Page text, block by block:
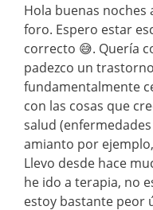
Hola buenas noches
foro. Espero estar
correcto 😅. Quería
padezco un
fundamentalmente
con las cosas que
salud
amianto por
Llevo desde hace
he ido a terapia, no
estoy bastante peor